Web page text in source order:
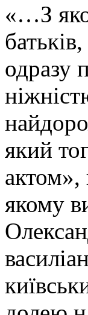
«…З
одразу
який
актом»,
якому